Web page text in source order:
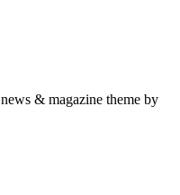
& magazine theme by